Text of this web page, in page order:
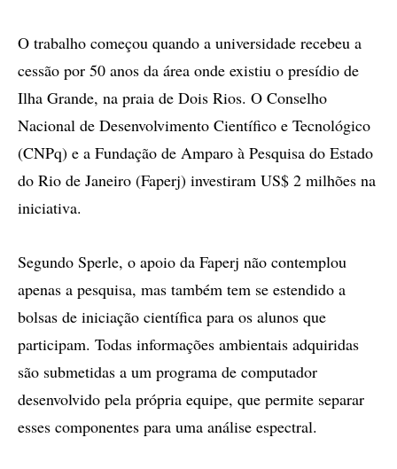
O trabalho começou quando a universidade recebeu a
cessão por 50 anos da área onde existiu o presídio de
Ilha Grande, na praia de Dois Rios. O Conselho
Nacional de Desenvolvimento Científico e Tecnológico
(CNPq) e a Fundação de Amparo à Pesquisa do Estado
do Rio de Janeiro (Faperj) investiram US$ 2 milhões na
iniciativa.
Segundo Sperle, o apoio da Faperj não contemplou
apenas a pesquisa, mas também tem se estendido a
bolsas de iniciação científica para os alunos que
participam. Todas informações ambientais adquiridas
são submetidas a um programa de computador
desenvolvido pela própria equipe, que permite separar
esses componentes para uma análise espectral.